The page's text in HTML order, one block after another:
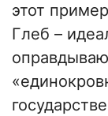
этот
Глеб –